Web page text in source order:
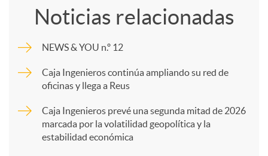
m
p
a
Noticias relacionadas
NEWS & YOU n.º 12
Caja Ingenieros continúa ampliando su red de
oficinas y llega a Reus
Caja Ingenieros prevé una segunda mitad de 2026
marcada por la volatilidad geopolítica y la
estabilidad económica